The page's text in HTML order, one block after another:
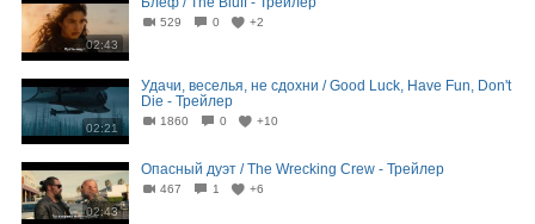
02:43
529 0 +2
02:21
Удачи, веселья, не сдохни / Good Luck, Have Fun, Don't
Die - Трейлер
1860 0 +10
02:43
Опасный дуэт / The Wrecking Crew - Трейлер
467 1 +6